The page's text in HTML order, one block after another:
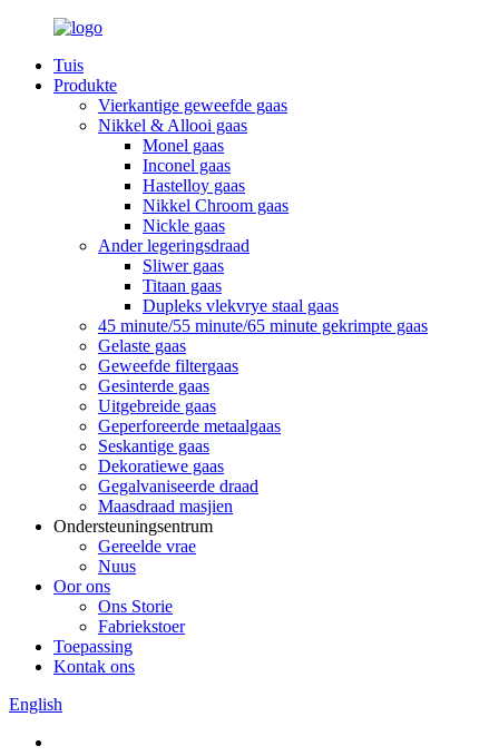
Tuis
Produkte
Vierkantige geweefde gaas
Nikkel & Allooi gaas
Monel gaas
Inconel gaas
Hastelloy gaas
Nikkel Chroom gaas
Nickle gaas
Ander legeringsdraad
Sliwer gaas
Titaan gaas
Dupleks vlekvrye staal gaas
45 minute/55 minute/65 minute gekrimpte gaas
Gelaste gaas
Geweefde filtergaas
Gesinterde gaas
Uitgebreide gaas
Geperforeerde metaalgaas
Seskantige gaas
Dekoratiewe gaas
Gegalvaniseerde draad
Maasdraad masjien
Ondersteuningsentrum
Gereelde vrae
Nuus
Oor ons
Ons Storie
Fabriekstoer
Toepassing
Kontak ons
English